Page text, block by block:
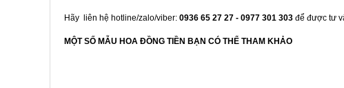
Hãy liên hệ hotline/zalo/viber: 0936 65 27 27 - 0977 301 303 để được tư
MỘT SỐ MẪU HOA ĐỒNG TIỀN BẠN CÓ THỂ THAM KHẢO